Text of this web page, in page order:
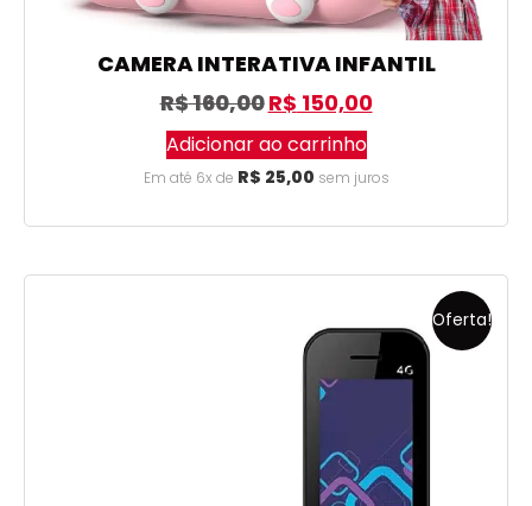
CAMERA INTERATIVA INFANTIL
R$160,00R$ 150,00
Adicionar ao carrinho
Em até 6x de R$ 25,00 sem juros
Oferta!